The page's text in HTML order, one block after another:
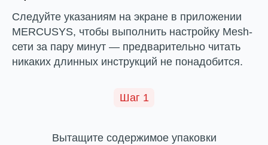
Следуйте указаниям на экране в приложении
MERCUSYS, чтобы выполнить настройку Mesh-
сети за пару минут — предварительно читать
никаких длинных инструкций не понадобится.
Шаг 1
Вытащите содержимое упаковки